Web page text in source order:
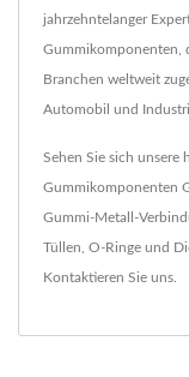
jahrzehntelanger
Gummikomponenten,
Branchen weltweit
Automobil und
Sehen Sie sich unsere
Gummikomponenten
Gummi-Metall-
Tüllen O-Ringe und
Kontaktieren Sie uns